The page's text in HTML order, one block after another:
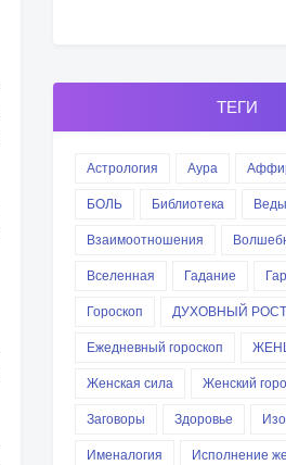
ТЕГИ
Астрология Аура
БОЛЬ
Библиотека
Веды
Взаимоотношения
Вселенная
Гадание
Гороскоп
ДУХОВНЫЙ РОСТ
Ежедневный гороскоп
Женская сила
Женский
Заговоры
Здоровье
Именалогия
Исполнение